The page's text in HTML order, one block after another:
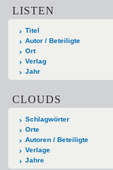
LISTEN
Titel
Autor / Beteiligte
Ort
Verlag
Jahr
CLOUDS
Schlagwörter
Orte
Autoren / Beteiligte
Verlage
Jahre